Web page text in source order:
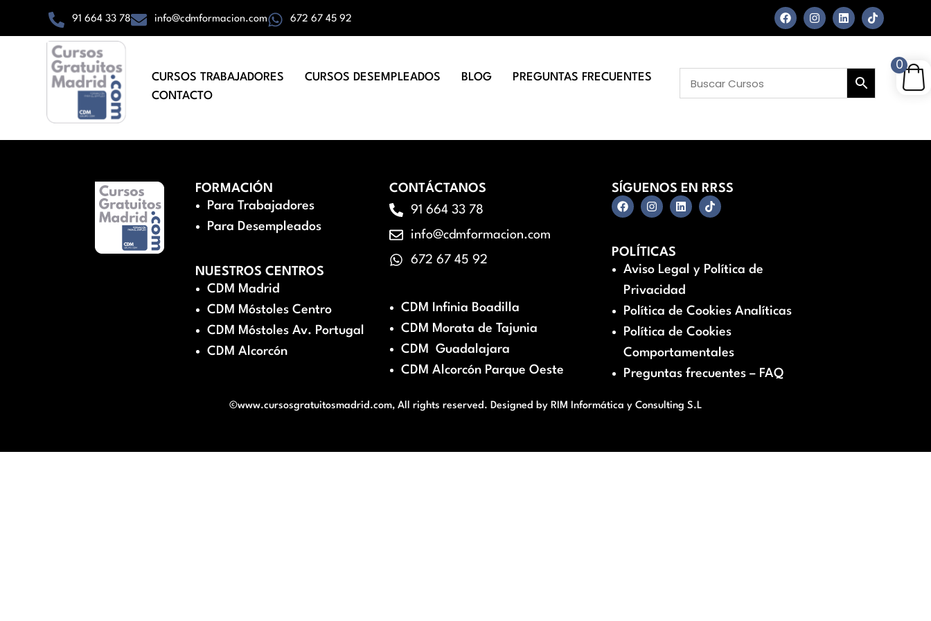
91 664 33 78 info@cdmformacion.com 672 67 45 92
CURSOS TRABAJADORES CURSOS DESEMPLEADOS BLOG
PREGUNTAS FRECUENTES
CONTACTO
FORMACIÓN
Para Trabajadores
Para Desempleados
NUESTROS CENTROS
CDM Madrid
CDM Móstoles Centro
CDM Móstoles Av. Portugal
CDM Alcorcón
CONTÁCTANOS
91 664 33 78
info@cdmformacion.com
672 67 45 92
CDM Infinia Boadilla
CDM Morata de Tajunia
CDM Guadalajara
CDM Alcorcón Parque Oeste
SÍGUENOS EN RRSS
POLÍTICAS
Aviso Legal y Política de
Privacidad
Política de Cookies Analíticas
Política de Cookies
Comportamentales
Preguntas frecuentes – FAQ
©www.cursosgratuitosmadrid.com, All rights reserved. Designed by RIM Informática y Consulting S.L
0